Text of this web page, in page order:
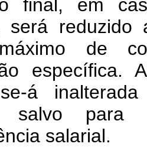
final, em
será
de
específica.
se-á
salvo para
salarial.